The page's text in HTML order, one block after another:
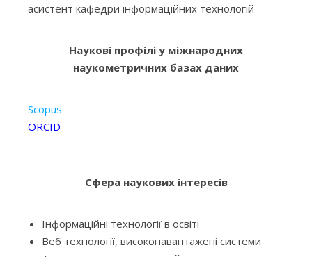
асистент кафедри інформаційних технологій
Наукові профілі у міжнародних
наукометричних базах даних
Scopus
ORCID
Сфера наукових інтересів
Інформаційні технології в освіті
Веб технології, високонавантажені системи